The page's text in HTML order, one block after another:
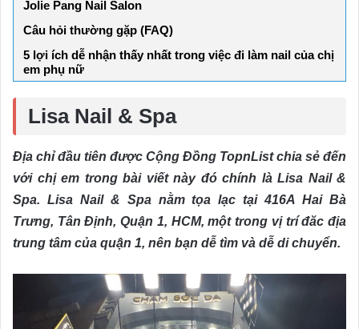
Jolie Pang Nail Salon
Câu hỏi thường gặp (FAQ)
5 lợi ích dễ nhận thấy nhất trong việc đi làm nail của chị
em phụ nữ
Lisa Nail & Spa
Địa chỉ đầu tiên được Cộng Đồng TopnList chia sẻ đến
với chị em trong bài viết này đó chính là Lisa Nail &
Spa. Lisa Nail & Spa nằm tọa lạc tại 416A Hai Bà
Trưng, Tân Định, Quận 1, HCM, một trong vị trí đăc địa
trung tâm của quận 1, nên bạn dễ tìm và dễ di chuyển.